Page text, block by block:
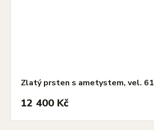
Zlatý prsten s ametystem, vel. 61
12 400 Kč